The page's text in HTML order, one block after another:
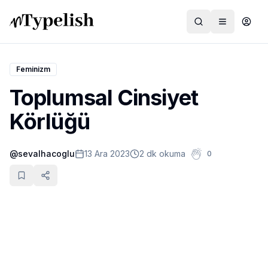
Dünya
Film ve Dizi
Kültür ve Sanat
Sağlık
Feminizm
Toplumsal Cinsiyet
Körlüğü
@sevalhacoglu 13 Ara 2023 2 dk okuma 0